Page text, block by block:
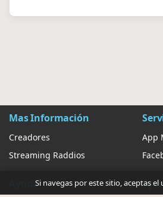
Mas Información
Creadores
Streaming Raddios
App
AyudaSi navegas por este sitio, aceptas el